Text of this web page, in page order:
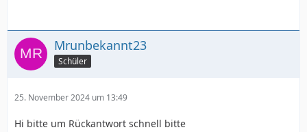
Mrunbekannt23
Schüler
25. November 2024 um 13:49
Hi bitte um Rückantwort schnell bitte